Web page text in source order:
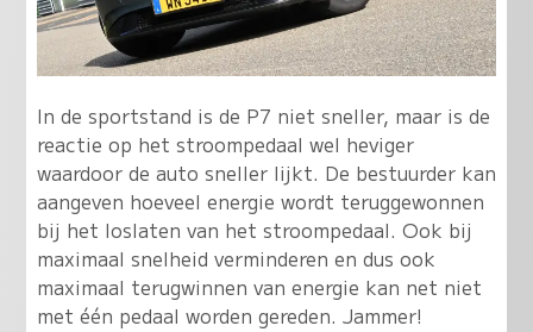
In de sportstand is de P7 niet sneller, maar is de
reactie op het stroompedaal wel heviger
waardoor de auto sneller lijkt. De bestuurder kan
aangeven hoeveel energie wordt teruggewonnen
bij het loslaten van het stroompedaal. Ook bij
maximaal snelheid verminderen en dus ook
maximaal terugwinnen van energie kan net niet
met één pedaal worden gereden. Jammer!